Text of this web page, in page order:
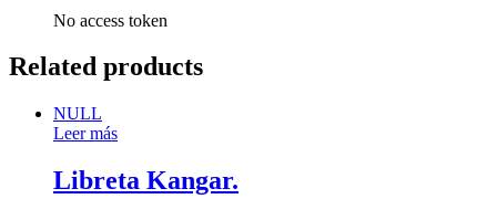
No access token
Related products
NULL
Leer más
Libreta Kangar.